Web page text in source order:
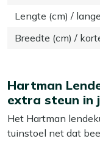
Lengte (cm) /
Breedte (cm) /
Hartman
extra steun in
Het Hartman
tuinstoel net dat